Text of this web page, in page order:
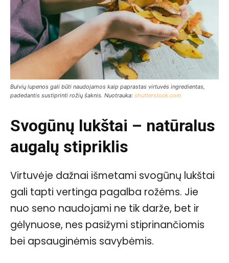
Bulvių lupenos gali būti naudojamos kaip paprastas virtuvės ingredientas,
padedantis sustiprinti rožių šaknis. Nuotrauka: shutterstock.com
Svogūnų lukštai – natūralus
augalų stipriklis
Virtuvėje dažnai išmetami svogūnų lukštai
gali tapti vertinga pagalba rožėms. Jie
nuo seno naudojami ne tik darže, bet ir
gėlynuose, nes pasižymi stiprinančiomis
bei apsauginėmis savybėmis.